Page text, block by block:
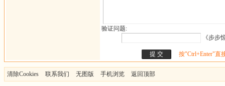
验证问题:
《步步
按"Ctrl+Enter"直
清除Cookies 联系我们 无图版 手机浏览 返回顶部